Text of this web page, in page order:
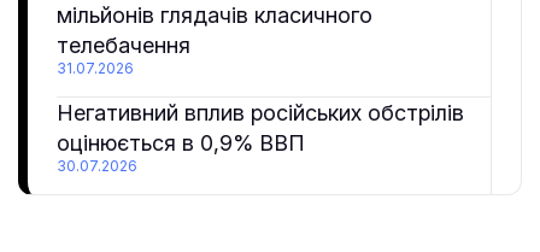
мільйонів глядачів класичного
телебачення
31.07.2026
Негативний вплив російських обстрілів
оцінюється в 0,9% ВВП
30.07.2026